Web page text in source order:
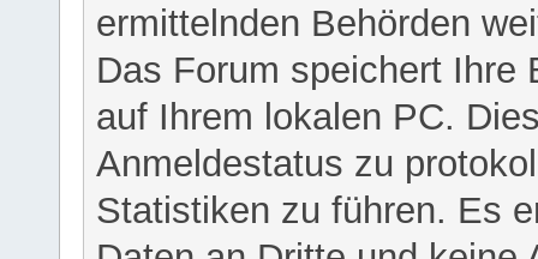
ermittelnden Behörden
Das Forum speichert Ihre
auf Ihrem lokalen PC.
Anmeldestatus zu
Statistiken zu führen. Es